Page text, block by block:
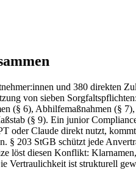
und 380 direkten
von sieben
(§ 6), Abhilfemaßnahmen
(§ 9). Ein junior
oder Claude direkt nutzt,
203 StGB schützt jede
löst diesen Konflikt:
Vertraulichkeit ist strukturell